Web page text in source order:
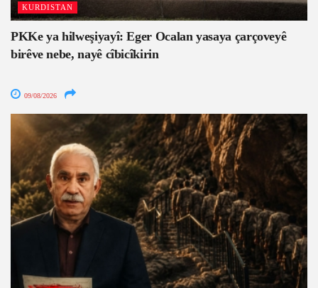
KURDISTAN
PKKe ya hilweşiyayî: Eger Ocalan yasaya çarçoveyê
birêve nebe, nayê cîbicîkirin
09/08/2026